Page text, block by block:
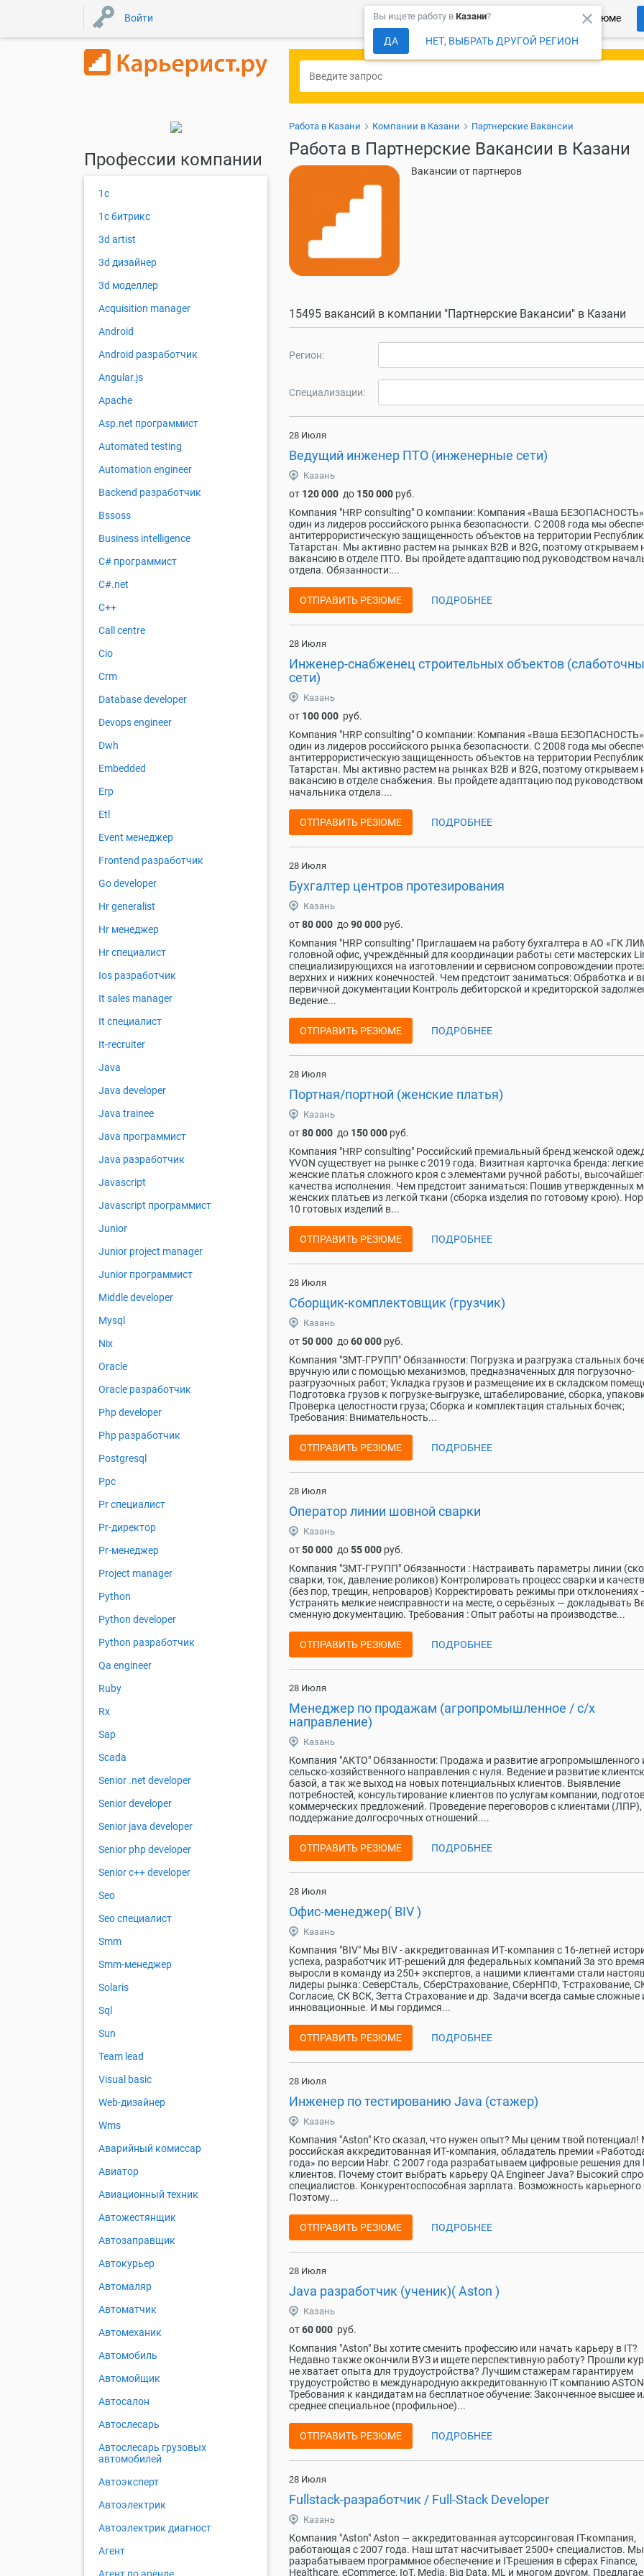
Войти Более 150 000 компаний ждут Ваше резюме
close
Вы ищете работу в Казани?
ДА НЕТ, ВЫБРАТЬ ДРУГОЙ РЕГИОН
Работа в Казани Компании в Казани Партнерские Вакансии
Работа в Партнерские Вакансии в Казани
Вакансии от партнеров
15495 вакансий в компании "Партнерские Вакансии" в Казани
Регион:
Специализации:
28 Июля
Ведущий инженер ПТО (инженерные сети)
Казань
от 120 000 до 150 000 руб.
Компания "HRP consulting" О компании: Компания «Ваша
один из лидеров российского рынка безопасности. С 2008 года мы
антитеррористическую защищенность объектов на территории
Татарстан. Мы активно растем на рынках B2B и B2G, поэтому открываем
вакансию в отделе ПТО. Вы пройдете адаптацию под руководством
отдела. Обязанности:...
ОТПРАВИТЬ РЕЗЮМЕ ПОДРОБНЕЕ
28 Июля
Инженер-снабженец строительных объектов
сети)
Казань
от 100 000 руб.
Компания "HRP consulting" О компании: Компания «Ваша
один из лидеров российского рынка безопасности. С 2008 года мы
антитеррористическую защищенность объектов на территории
Татарстан. Мы активно растем на рынках B2B и B2G, поэтому открываем
вакансию в отделе снабжения. Вы пройдете адаптацию под руководством
начальника отдела....
ОТПРАВИТЬ РЕЗЮМЕ ПОДРОБНЕЕ
28 Июля
Бухгалтер центров протезирования
Казань
от80 000 до90 000 руб.
Компания "HRP consulting" Приглашаем на работу бухгалтера в АО «ГК
головной офис, учреждённый для координации работы сети мастерских
специализирующихся на изготовлении и сервисном сопровождении
верхних и нижних конечностей. Чем предстоит заниматься: Обработка и
первичной документации Контроль дебиторской и кредиторской
Ведение...
ОТПРАВИТЬ РЕЗЮМЕ ПОДРОБНЕЕ
28 Июля
Портная/портной (женские платья)
Казань
от80 000 до 150 000 руб.
Компания "HRP consulting" Российский премиальный бренд женской
YVON существует на рынке с 2019 года. Визитная карточка бренда: легкие
женские платья сложного кроя с элементами ручной работы,
качества исполнения. Чем предстоит заниматься: Пошив утвержденных
женских платьев из легкой ткани (сборка изделия по готовому крою).
10 готовых изделий в...
ОТПРАВИТЬ РЕЗЮМЕ ПОДРОБНЕЕ
28 Июля
Сборщик-комплектовщик (грузчик)
Казань
от50 000 до60 000 руб.
Компания "ЗМТ-ГРУПП" Обязанности: Погрузка и разгрузка стальных
вручную или с помощью механизмов, предназначенных для погрузочно-
разгрузочных работ; Укладка грузов и размещение их в складском
Подготовка грузов к погрузке-выгрузке, штабелирование, сборка,
Проверка целостности груза; Сборка и комплектация стальных бочек;
Требования: Внимательность...
ОТПРАВИТЬ РЕЗЮМЕ ПОДРОБНЕЕ
28 Июля
Оператор линии шовной сварки
Казань
от50 000 до55 000 руб.
Компания "ЗМТ-ГРУПП" Обязанности : Настраивать параметры линии
сварки, ток, давление роликов) Контролировать процесс сварки и
(без пор, трещин, непроваров) Корректировать режимы при отклонениях
Устранять мелкие неисправности на месте, о серьёзных — докладывать
сменную документацию. Требования : Опыт работы на производстве...
ОТПРАВИТЬ РЕЗЮМЕ ПОДРОБНЕЕ
28 Июля
Менеджер по продажам (агропромышленное / с/х
направление)
Казань
Компания "АКТО" Обязанности: Продажа и развитие агропромышленного
сельско-хозяйственного направления с нуля. Ведение и развитие
базой, а так же выход на новых потенциальных клиентов. Выявление
потребностей, консультирование клиентов по услугам компании,
коммерческих предложений. Проведение переговоров с клиентами (ЛПР),
поддержание долгосрочных отношений....
ОТПРАВИТЬ РЕЗЮМЕ ПОДРОБНЕЕ
28 Июля
Офис-менеджер( BIV )
Казань
Компания "BIV" Мы BIV - аккредитованная ИТ-компания с 16-летней
успеха, разработчик ИТ-решений для федеральных компаний За это время
выросли в команду из 250+ экспертов, а нашими клиентами стали
лидеры рынка: СеверСталь, СберСтрахование, СберНПФ, T-страхование,
Согласие, СК ВСК, Зетта Страхование и др. Задачи всегда самые сложные
инновационные. И мы гордимся...
ОТПРАВИТЬ РЕЗЮМЕ ПОДРОБНЕЕ
28 Июля
Инженер по тестированию Java (стажер)
Казань
Компания "Aston" Кто сказал, что нужен опыт? Мы ценим твой
российская аккредитованная ИТ-компания, обладатель премии
года» по версии Habr. C 2007 года разрабатываем цифровые решения для
клиентов. Почему стоит выбрать карьеру QA Engineer Java? Высокий
специалистов. Конкурентоспособная зарплата. Возможность карьерного
Поэтому...
ОТПРАВИТЬ РЕЗЮМЕ ПОДРОБНЕЕ
28 Июля
Java разработчик (ученик)( Aston )
Казань
от60 000 руб.
Компания "Aston" Вы хотите сменить профессию или начать карьеру в IT?
Недавно также окончили ВУЗ и ищете перспективную работу? Прошли
не хватает опыта для трудоустройства? Лучшим стажерам гарантируем
трудоустройство в международную аккредитованную IT компанию
Требования к кандидатам на бесплатное обучение: Законченное высшее
среднее специальное (профильное)...
ОТПРАВИТЬ РЕЗЮМЕ ПОДРОБНЕЕ
28 Июля
Fullstack-разработчик / Full-Stack Developer
Казань
Компания "Aston" Aston — аккредитованная аутсорсинговая IT-компания,
работающая с 2007 года. Наш штат насчитывает 2500+ специалистов. Мы
разрабатываем программное обеспечение и IT-решения в сферах Finance,
Healthcare, eCommerce, IoT, Media, Big Data, ML и многом другом.
Профессии компании
1с
1с битрикс
3d artist
3d дизайнер
3d моделлер
Acquisition manager
Android
Android разработчик
Angular.js
Apache
Asp.net программист
Automated testing
Automation engineer
Backend разработчик
Bssoss
Business intelligence
C# программист
C#.net
C++
Call centre
Cio
Crm
Database developer
Devops engineer
Dwh
Embedded
Erp
Etl
Event менеджер
Frontend разработчик
Go developer
Hr generalist
Hr менеджер
Hr специалист
Ios разработчик
It sales manager
It специалист
It-recruiter
Java
Java developer
Java trainee
Java программист
Java разработчик
Javascript
Javascript программист
Junior
Junior project manager
Junior программист
Middle developer
Mysql
Nix
Oracle
Oracle разработчик
Php developer
Php разработчик
Postgresql
Ppc
Pr специалист
Pr-директор
Pr-менеджер
Project manager
Python
Python developer
Python разработчик
Qa engineer
Ruby
Rx
Sap
Scada
Senior .net developer
Senior developer
Senior java developer
Senior php developer
Senior с++ developer
Seo
Seo специалист
Smm
Smm-менеджер
Solaris
Sql
Sun
Team lead
Visual basic
Web-дизайнер
Wms
Аварийный комиссар
Авиатор
Авиационный техник
Автожестянщик
Автозаправщик
Автокурьер
Автомаляр
Автоматчик
Автомеханик
Автомобиль
Автомойщик
Автосалон
Автослесарь
Автослесарь грузовых
автомобилей
Автоэксперт
Автоэлектрик
Автоэлектрик диагност
Агент